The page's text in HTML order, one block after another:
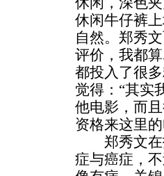
休闲牛仔裤
自然。郑秀
评价，我都
都投入了很
觉得：“其实
他电影，而
资格来这里
郑秀文在
症与癌症，